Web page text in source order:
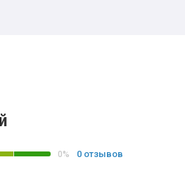
0% 0 отзывов